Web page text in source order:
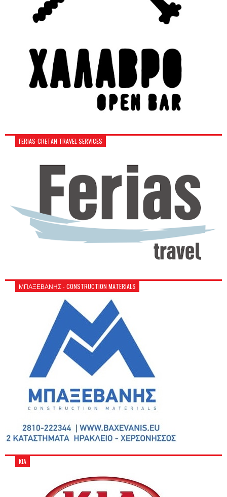
FERIAS-CRETAN TRAVEL SERVICES
ΜΠΑΞΕΒΑΝΗΣ - CONSTRUCTION MATERIALS
KIA